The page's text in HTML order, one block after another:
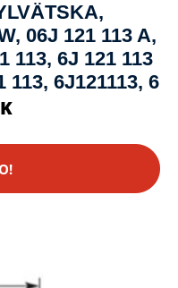
06J 121 113 A,
113, 6J 121 113
113, 6J121113, 6